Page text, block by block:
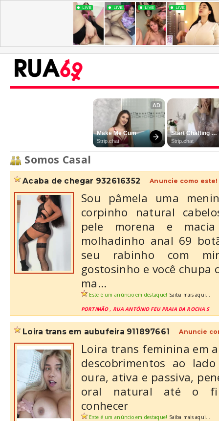
Somos Casal
acaba de chegar 932616352 Anuncie como este!
Sou pâmela uma
corpinho natural
pele morena e
molhadinho anal 69
seu rabinho com
gostosinho e você chupa
ma...
Este é um anúncio em destaque! Saiba mais aqui...
PORTIMÃO , RUA ANTÓNIO FEU PRAIA DA ROCHA S
loira trans em aubufeira 911897661 Anuncie
Loira trans feminina em
descobrimentos ao
oura, ativa e passiva,
oral natural até o
conhecer
Este é um anúncio em destaque! Saiba mais aqui...